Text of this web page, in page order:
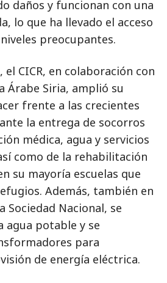
daños y funcionan con una
lo que ha llevado el acceso
preocupantes.
CICR, en colaboración con
Árabe Siria, amplió su
frente a las crecientes
la entrega de socorros
médica, agua y servicios
como de la rehabilitación
su mayoría escuelas que
Además, también en
Sociedad Nacional, se
agua potable y se
para
de energía eléctrica.